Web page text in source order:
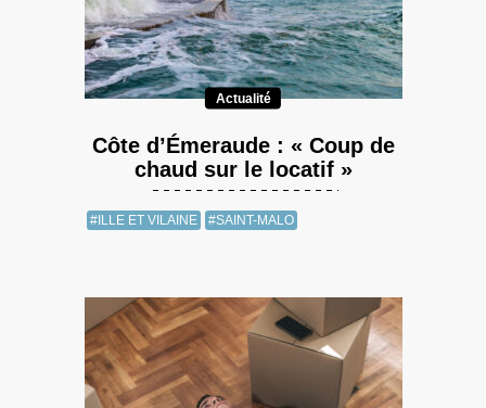
Actualité
Côte d’Émeraude : « Coup de
chaud sur le locatif »
#ILLE ET VILAINE #SAINT-MALO